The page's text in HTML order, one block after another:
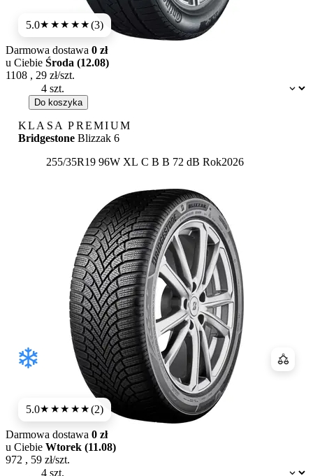
5.0★★★★★(3)
Dostępność:
Darmowa dostawa 0 zł
u Ciebie Środa (12.08)
1108 , 29 zł/szt.
Do koszyka
KLASA PREMIUM
Bridgestone Blizzak 6
255/35R19 96W XL Etykieta:
C B B 72 dB Rok2026
5.0★★★★★(2)
Dostępność:
Darmowa dostawa 0 zł
u Ciebie Wtorek (11.08)
972 , 59 zł/szt.